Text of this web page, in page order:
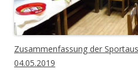
Zusammenfassung der
04.05.2019